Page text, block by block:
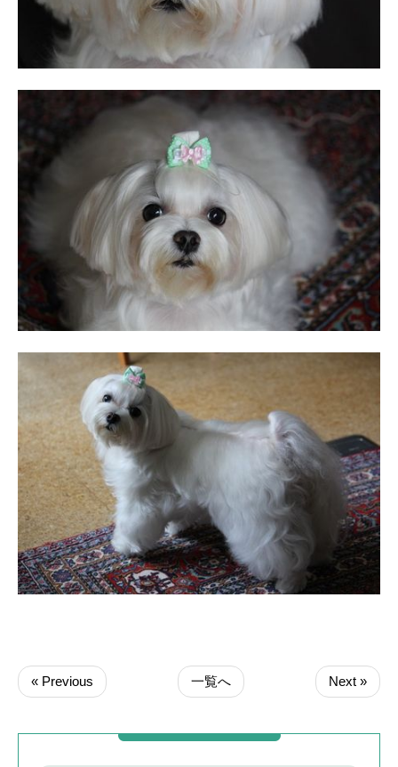
« Previous 一覧へ Next »